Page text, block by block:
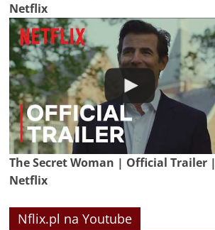
Netflix
The Secret Woman | Official Trailer |
Netflix
Nflix.pl na Youtube